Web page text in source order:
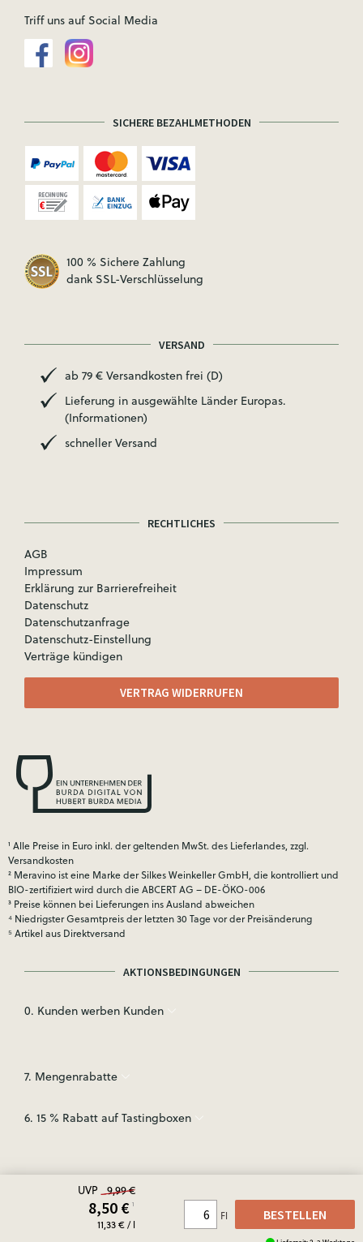
UVP 9,99 €
8,50 €¹
11,33 € / l
Fl BESTELLEN
Triff uns auf Social Media
SICHERE BEZAHLMETHODEN
100 % Sichere Zahlung
dank SSL-Verschlüsselung
VERSAND
ab 79 € Versandkosten frei (D)
Lieferung in ausgewählte Länder Europas.
(Informationen)
schneller Versand
RECHTLICHES
AGB
Impressum
Erklärung zur Barrierefreiheit
Datenschutz
Datenschutzanfrage
Datenschutz-Einstellung
Verträge kündigen
VERTRAG WIDERRUFEN
¹ Alle Preise in Euro inkl. der geltenden MwSt. des Lieferlandes, zzgl.
Versandkosten
² Meravino ist eine Marke der Silkes Weinkeller GmbH, die kontrolliert und
BIO-zertifiziert wird durch die ABCERT AG – DE-ÖKO-006
³ Preise können bei Lieferungen ins Ausland abweichen
⁴ Niedrigster Gesamtpreis der letzten 30 Tage vor der Preisänderung
⁵ Artikel aus Direktversand
AKTIONSBEDINGUNGEN
0. Kunden werben Kunden
7. Mengenrabatte
6. 15 % Rabatt auf Tastingboxen